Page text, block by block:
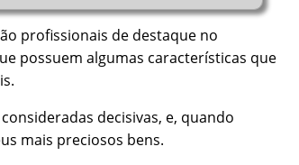
profissionais de destaque no
possuem algumas características que
decisivas, e, quando
mais preciosos bens.